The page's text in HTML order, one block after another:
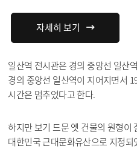
자세히 보기
일산역 전시관은 경의 중앙선 일산
경의 중앙선 일산역이 지어지면서
시간은 멈추었다고 한다.
하지만 보기 드문 옛 건물의 원형이
대한민국 근대문화유산으로 지정되